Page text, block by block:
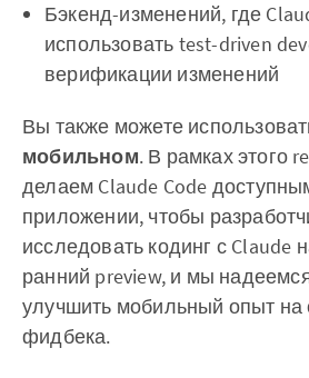
Бэкенд-изменений, где
использовать test-driven
верификации изменений
Вы также можете
мобильном. В рамках этого
делаем Claude Code
приложении, чтобы
исследовать кодинг с Claude
ранний preview, и мы
улучшить мобильный опыт на
фидбека.